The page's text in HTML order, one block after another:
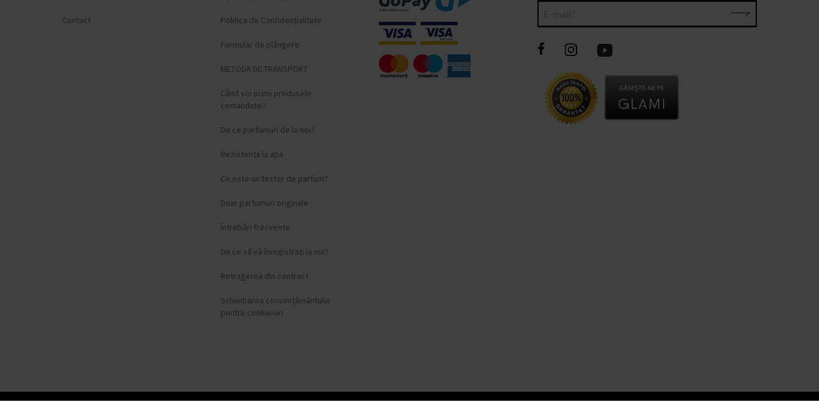
Contact Politica de Confidențialitate
Formular de plângere
METODA DE TRANSPORT
Când voi primi produsele
comandate?
De ce parfumuri de la noi?
Rezistenta la apa
Ce este un tester de parfum?
Doar parfumuri originale
Întrebări frecvente
De ce să vă înregistrați la noi?
Retragerea din contract
Schimbarea consimțământului
pentru cookie-uri